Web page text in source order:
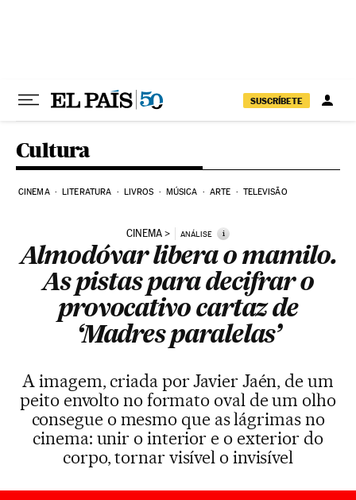
SUSCRÍBETE
Cultura
CINEMA LITERATURA LIVROS MÚSICA ARTE TELEVISÃO
CINEMA ANÁLISE i
Almodóvar libera o mamilo.
As pistas para decifrar o
provocativo cartaz de
‘Madres paralelas’
A imagem, criada por Javier Jaén, de um
peito envolto no formato oval de um olho
consegue o mesmo que as lágrimas no
cinema: unir o interior e o exterior do
corpo, tornar visível o invisível